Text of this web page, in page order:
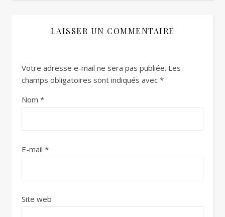
LAISSER UN COMMENTAIRE
Votre adresse e-mail ne sera pas publiée. Les
champs obligatoires sont indiqués avec *
Nom *
E-mail *
Site web